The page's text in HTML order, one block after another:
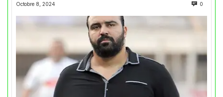
Octobre 8, 2024 0